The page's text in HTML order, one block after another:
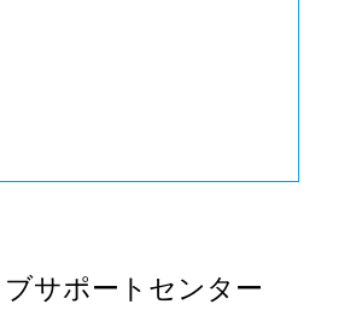
サポートセンター